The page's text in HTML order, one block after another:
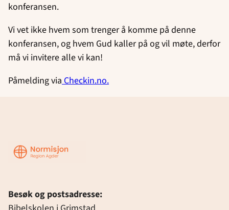
konferansen.
Vi vet ikke hvem som trenger å komme på denne
konferansen, og hvem Gud kaller på og vil møte, derfor
må vi invitere alle vi kan!
Påmelding viaCheckin.no.
Region
Agder
Besøk og postsadresse: